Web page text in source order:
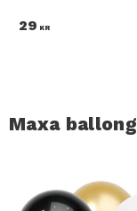
29 KR
Maxa